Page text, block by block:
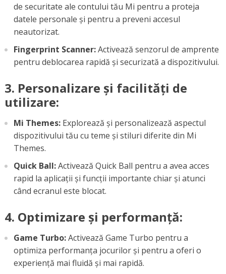
de securitate ale contului tău Mi pentru a proteja
datele personale și pentru a preveni accesul
neautorizat.
Fingerprint Scanner:Activează senzorul de amprente
pentru deblocarea rapidă și securizată a dispozitivului.
3. Personalizare și facilități de
utilizare:
Mi Themes:Explorează și personalizează aspectul
dispozitivului tău cu teme și stiluri diferite din Mi
Themes.
Quick Ball:Activează Quick Ball pentru a avea acces
rapid la aplicații și funcții importante chiar și atunci
când ecranul este blocat.
4. Optimizare și performanță:
Game Turbo:Activează Game Turbo pentru a
optimiza performanța jocurilor și pentru a oferi o
experiență mai fluidă și mai rapidă.